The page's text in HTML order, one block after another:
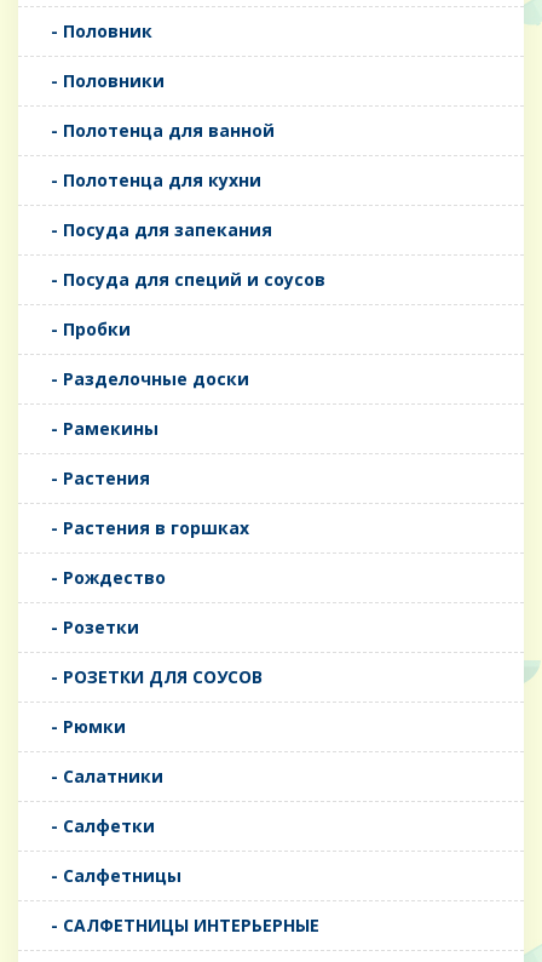
- Половник
- Половники
- Полотенца для ванной
- Полотенца для кухни
- Посуда для запекания
- Посуда для специй и соусов
- Пробки
- Разделочные доски
- Рамекины
- Растения
- Растения в горшках
- Рождество
- Розетки
- РОЗЕТКИ ДЛЯ СОУСОВ
- Рюмки
- Салатники
- Салфетки
- Салфетницы
- САЛФЕТНИЦЫ ИНТЕРЬЕРНЫЕ